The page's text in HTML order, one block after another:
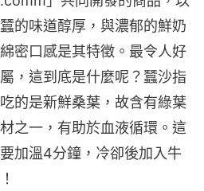
的味道醇厚，與濃郁的鮮奶
密口感是其特徵。最令人好
，這到底是什麼呢？蠶沙指
的是新鮮桑葉，故含有綠葉
之一，有助於血液循環。這
加溫4分鐘，冷卻後加入牛